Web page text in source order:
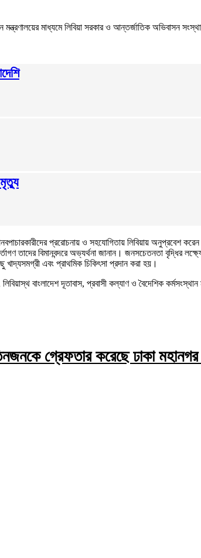
মন্ত্রণালয়ের মাধ্যমে লিবিয়া সরকার ও আন্তর্জাতিক
প্ররোচনায় ও সহযোগিতায় লিবিয়ায় অনুপ্রবেশ
তাদের বিমানবন্দরে অভ্যর্থনা জানান। জনসচেতনতা বৃদ্ধির
এবং প্রাথমিক চিকিৎসা প্রদান করা হয়।
লিবিয়াস্থ বাংলাদেশ দূতাবাস, প্রবাসী কল্যাণ ও বৈদেশিক
গ্রেফতার করেছে ঢাকা মহানগর